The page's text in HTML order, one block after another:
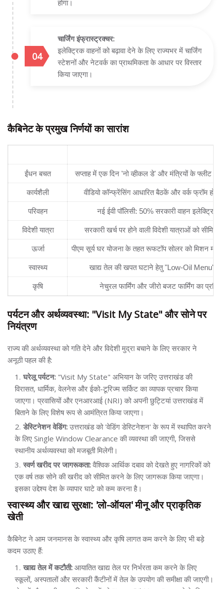
होगा।
चार्जिंग इंफ्रास्ट्रक्चर:
इलेक्ट्रिक वाहनों को बढ़ावा देने के लिए राज्यभर में चार्जिंग
स्टेशनों और नेटवर्क का प्राथमिकता के आधार पर विस्तार
किया जाएगा।
कैबिनेट के प्रमुख निर्णयों का सारांश
ईंधन बचत सप्ताह में एक दिन 'नो व्हीकल डे' और मंत्रियों के फ्लीट में
कार्यशैली वीडियो कॉन्फ्रेंसिंग आधारित बैठकें और वर्क फ्रॉम होम
परिवहन नई ईवी पॉलिसी: 50% सरकारी वाहन इलेक्ट्रिक
विदेशी यात्रा सरकारी खर्च पर होने वाली विदेशी यात्राओं को सीमित
ऊर्जा पीएम सूर्य घर योजना के तहत रूफटॉप सोलर को मिशन
स्वास्थ्य खाद्य तेल की खपत घटाने हेतु "Low-Oil Menu"
कृषि नेचुरल फार्मिंग और जीरो बजट फार्मिंग का
पर्यटन और अर्थव्यवस्था: "Visit My State" और सोने पर
नियंत्रण
राज्य की अर्थव्यवस्था को गति देने और विदेशी मुद्रा बचाने के लिए सरकार ने
अनूठी पहल की है:
घरेलू पर्यटन: "Visit My State" अभियान के जरिए उत्तराखंड की
विरासत, धार्मिक, वेलनेस और ईको-टूरिज्म सर्किट का व्यापक प्रचार किया
जाएगा। प्रवासियों और एनआरआई (NRI) को अपनी छुट्टियां उत्तराखंड में
बिताने के लिए विशेष रूप से आमंत्रित किया जाएगा।
डेस्टिनेशन वेडिंग: उत्तराखंड को 'वेडिंग डेस्टिनेशन' के रूप में स्थापित करने
के लिए Single Window Clearance की व्यवस्था की जाएगी, जिससे
स्थानीय अर्थव्यवस्था को मजबूती मिलेगी।
स्वर्ण खरीद पर जागरूकता: वैश्विक आर्थिक दबाव को देखते हुए नागरिकों को
एक वर्ष तक सोने की खरीद को सीमित करने के लिए जागरूक किया जाएगा।
इसका उद्देश्य देश के व्यापार घाटे को कम करना है।
स्वास्थ्य और खाद्य सुरक्षा: 'लो-ऑयल' मीनू और प्राकृतिक
खेती
कैबिनेट ने आम जनमानस के स्वास्थ्य और कृषि लागत कम करने के लिए भी बड़े
कदम उठाए हैं:
खाद्य तेल में कटौती: आयातित खाद्य तेल पर निर्भरता कम करने के लिए
स्कूलों, अस्पतालों और सरकारी कैंटीनों में तेल के उपयोग की समीक्षा की जाएगी।